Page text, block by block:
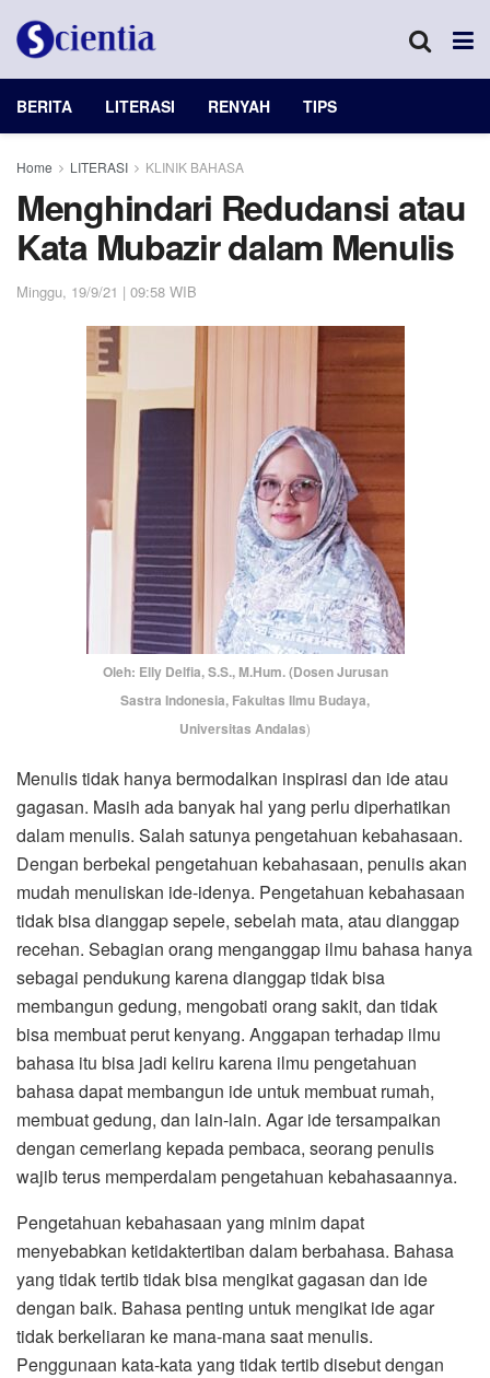
BERITA LITERASI RENYAH TIPS
Home LITERASI KLINIK BAHASA
Menghindari Redudansi atau
Kata Mubazir dalam Menulis
Minggu, 19/9/21 | 09:58 WIB
Oleh: Elly Delfia, S.S., M.Hum. (Dosen Jurusan
Sastra Indonesia, Fakultas Ilmu Budaya,
Universitas Andalas)
Menulis tidak hanya bermodalkan inspirasi dan ide atau
gagasan. Masih ada banyak hal yang perlu diperhatikan
dalam menulis. Salah satunya pengetahuan kebahasaan.
Dengan berbekal pengetahuan kebahasaan, penulis akan
mudah menuliskan ide-idenya. Pengetahuan kebahasaan
tidak bisa dianggap sepele, sebelah mata, atau dianggap
recehan. Sebagian orang menganggap ilmu bahasa hanya
sebagai pendukung karena dianggap tidak bisa
membangun gedung, mengobati orang sakit, dan tidak
bisa membuat perut kenyang. Anggapan terhadap ilmu
bahasa itu bisa jadi keliru karena ilmu pengetahuan
bahasa dapat membangun ide untuk membuat rumah,
membuat gedung, dan lain-lain. Agar ide tersampaikan
dengan cemerlang kepada pembaca, seorang penulis
wajib terus memperdalam pengetahuan kebahasaannya.
Pengetahuan kebahasaan yang minim dapat
menyebabkan ketidaktertiban dalam berbahasa. Bahasa
yang tidak tertib tidak bisa mengikat gagasan dan ide
dengan baik. Bahasa penting untuk mengikat ide agar
tidak berkeliaran ke mana-mana saat menulis.
Penggunaan kata-kata yang tidak tertib disebut dengan